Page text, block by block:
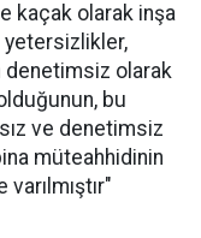
kaçak olarak inşa
denetimsiz olarak
bu
ve denetimsiz
müteahhidinin